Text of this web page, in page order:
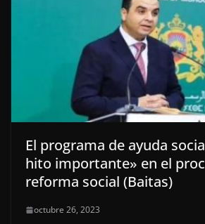
El programa de ayuda
hito importante» en el
reforma social (Baitas)
octubre 26, 2023